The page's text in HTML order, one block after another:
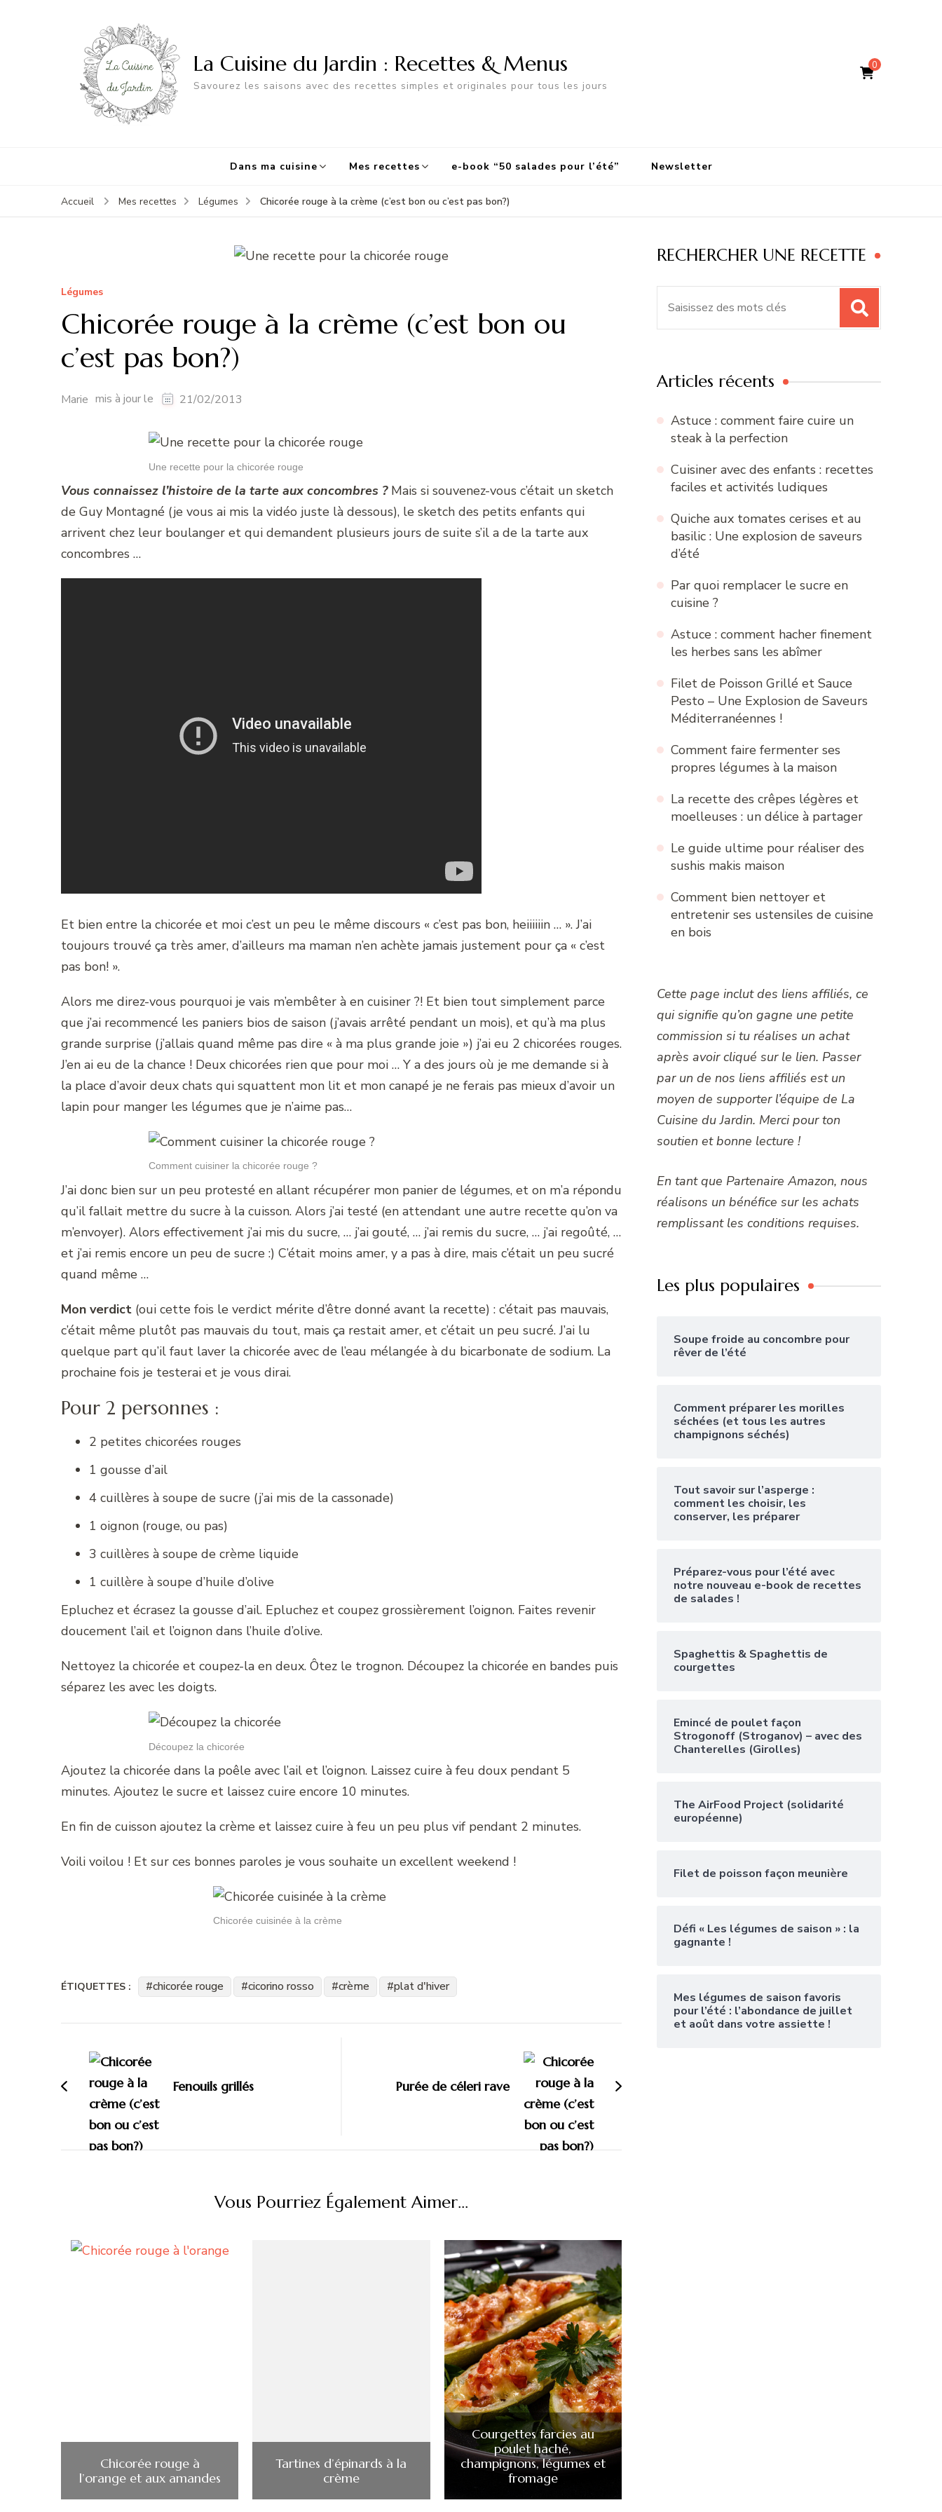
0
La Cuisine du Jardin : Recettes & Menus
Savourez les saisons avec des recettes simples et originales pour tous les jours
Dans ma cuisine Mes recettes e-book “50 salades pour l’été” Newsletter
Accueil Mes recettes Légumes Chicorée rouge à la crème (c’est bon ou c’est pas bon?)
Légumes
Chicorée rouge à la crème (c’est bon ou
c’est pas bon?)
Marie mis à jour le 21/02/2013
Une recette pour la chicorée rouge
Vous connaissez l’histoire de la tarte aux concombres ?Mais si souvenez-vous c’était un sketch
de Guy Montagné (je vous ai mis la vidéo juste là dessous), le sketch des petits enfants qui
arrivent chez leur boulanger et qui demandent plusieurs jours de suite s’il a de la tarte aux
concombres …
Et bien entre la chicorée et moi c’est un peu le même discours « c’est pas bon, heiiiiiin … ». J’ai
toujours trouvé ça très amer, d’ailleurs ma maman n’en achète jamais justement pour ça « c’est
pas bon! ».
Alors me direz-vous pourquoi je vais m’embêter à en cuisiner ?! Et bien tout simplement parce
que j’ai recommencé les paniers bios de saison (j’avais arrêté pendant un mois), et qu’à ma plus
grande surprise (j’allais quand même pas dire « à ma plus grande joie ») j’ai eu 2 chicorées rouges.
J’en ai eu de la chance ! Deux chicorées rien que pour moi … Y a des jours où je me demande si à
la place d’avoir deux chats qui squattent mon lit et mon canapé je ne ferais pas mieux d’avoir un
lapin pour manger les légumes que je n’aime pas…
Comment cuisiner la chicorée rouge ?
J’ai donc bien sur un peu protesté en allant récupérer mon panier de légumes, et on m’a répondu
qu’il fallait mettre du sucre à la cuisson. Alors j’ai testé (en attendant une autre recette qu’on va
m’envoyer). Alors effectivement j’ai mis du sucre, … j’ai gouté, … j’ai remis du sucre, … j’ai regoûté, …
et j’ai remis encore un peu de sucre :) C’était moins amer, y a pas à dire, mais c’était un peu sucré
quand même …
Mon verdict (oui cette fois le verdict mérite d’être donné avant la recette) : c’était pas mauvais,
c’était même plutôt pas mauvais du tout, mais ça restait amer, et c’était un peu sucré. J’ai lu
quelque part qu’il faut laver la chicorée avec de l’eau mélangée à du bicarbonate de sodium. La
prochaine fois je testerai et je vous dirai.
Pour 2 personnes :
2 petites chicorées rouges
1 gousse d’ail
4 cuillères à soupe de sucre (j’ai mis de la cassonade)
1 oignon (rouge, ou pas)
3 cuillères à soupe de crème liquide
1 cuillère à soupe d’huile d’olive
Epluchez et écrasez la gousse d’ail. Epluchez et coupez grossièrement l’oignon. Faites revenir
doucement l’ail et l’oignon dans l’huile d’olive.
Nettoyez la chicorée et coupez-la en deux. Ôtez le trognon. Découpez la chicorée en bandes puis
séparez les avec les doigts.
Découpez la chicorée
Ajoutez la chicorée dans la poêle avec l’ail et l’oignon. Laissez cuire à feu doux pendant 5
minutes. Ajoutez le sucre et laissez cuire encore 10 minutes.
En fin de cuisson ajoutez la crème et laissez cuire à feu un peu plus vif pendant 2 minutes.
Voili voilou ! Et sur ces bonnes paroles je vous souhaite un excellent weekend !
Chicorée cuisinée à la crème
ÉTIQUETTES : chicorée rouge cicorino rosso crème plat d'hiver
d'article
Fenouils grillés Purée de céleri rave
Vous Pourriez Également Aimer...
Chicorée rouge à
l’orange et aux amandes
Tartines d’épinards à la
crème
Courgettes farcies au
poulet haché,
champignons, légumes et
fromage
RECHERCHER UNE RECETTE
Articles récents
Astuce : comment faire cuire un
steak à la perfection
Cuisiner avec des enfants : recettes
faciles et activités ludiques
Quiche aux tomates cerises et au
basilic : Une explosion de saveurs
d’été
Par quoi remplacer le sucre en
cuisine ?
Astuce : comment hacher finement
les herbes sans les abîmer
Filet de Poisson Grillé et Sauce
Pesto – Une Explosion de Saveurs
Méditerranéennes !
Comment faire fermenter ses
propres légumes à la maison
La recette des crêpes légères et
moelleuses : un délice à partager
Le guide ultime pour réaliser des
sushis makis maison
Comment bien nettoyer et
entretenir ses ustensiles de cuisine
en bois
Cette page inclut des liens affiliés, ce
qui signifie qu’on gagne une petite
commission si tu réalises un achat
après avoir cliqué sur le lien. Passer
par un de nos liens affiliés est un
moyen de supporter l’équipe de La
Cuisine du Jardin. Merci pour ton
soutien et bonne lecture !
En tant que Partenaire Amazon, nous
réalisons un bénéfice sur les achats
remplissant les conditions requises.
Les plus populaires
Soupe froide au concombre pour
rêver de l’été
Comment préparer les morilles
séchées (et tous les autres
champignons séchés)
Tout savoir sur l’asperge :
comment les choisir, les
conserver, les préparer
Préparez-vous pour l’été avec
notre nouveau e-book de recettes
de salades !
Spaghettis & Spaghettis de
courgettes
Emincé de poulet façon
Strogonoff (Stroganov) – avec des
Chanterelles (Girolles)
The AirFood Project (solidarité
européenne)
Filet de poisson façon meunière
Défi « Les légumes de saison » : la
gagnante !
Mes légumes de saison favoris
pour l’été : l’abondance de juillet
et août dans votre assiette !